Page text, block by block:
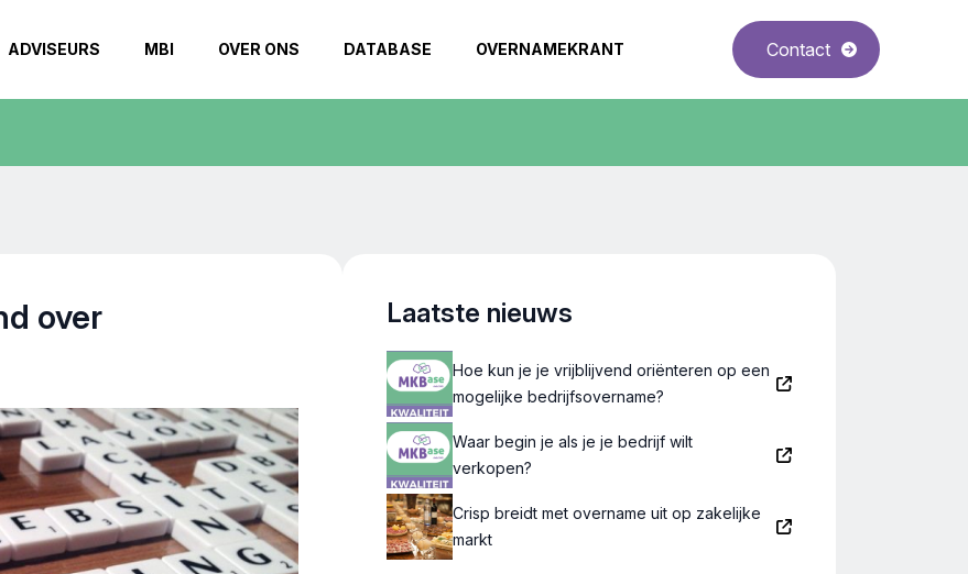
ADVISEURS MBI OVER ONS DATABASE OVERNAMEKRANT Contact
over Laatste nieuws
Hoe kun je je vrijblijvend oriënteren op een
mogelijke bedrijfsovername?
Waar begin je als je je bedrijf wilt
verkopen?
Crisp breidt met overname uit op zakelijke
markt